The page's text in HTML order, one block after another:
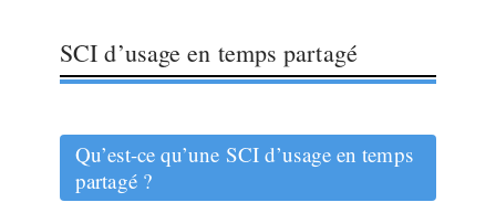
SCI d’usage en temps partagé
Qu’est-ce qu’une SCI d’usage en temps
partagé ?